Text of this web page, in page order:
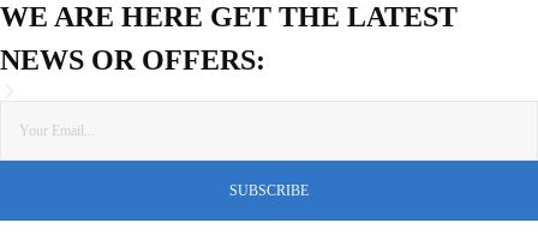
WE ARE HERE GET THE LATEST
NEWS OR OFFERS: